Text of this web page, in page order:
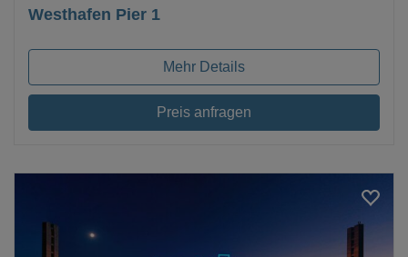
Westhafen Pier 1
Mehr Details
Preis anfragen